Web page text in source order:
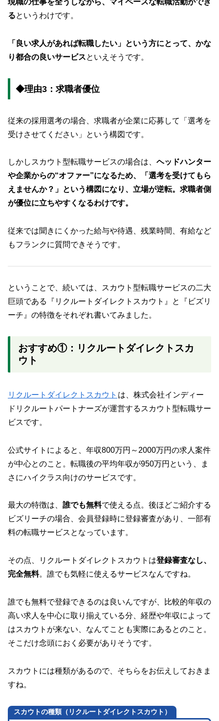
現職の仕事を全うしながら、マイペースな転職活動ができ
るというわけです。
「良い求人があれば転職したい」という方にとって、かな
り都合の良いサービスといえそうです。
◆理由3：求職者優位
従来の採用選考の場合、求職者が企業に応募して「選考を
受けさせてください」という構図です。
しかしスカウト型転職サービスの場合は、 ヘッドハンター
や企業からの“オファー”になるため、「選考を受けてもら
えませんか？」という構図になり、立場が逆転。求職者側
が優位に立ちやすくなるわけです。
従来では聞きにくかった給与や待遇、残業時間、有給など
もフランクに質問できそうです。
ということで、続いては、スカウト型転職サービスの二大
巨頭である『リクルートダイレクトスカウト』と『ビズリ
ーチ』の特徴をそれぞれ書いてみました。
おすすめ①：リクルートダイレクトスカ
ウト
リクルートダイレクトスカウト は、株式会社インディー
ドリクルートパートナーズが運営するスカウト型転職サー
ビスです。
公式サイト によると、年収800万円～2000万円の求人案件
が中心とのこと。転職後の平均年収が950万円という、ま
さにハイクラス向けのサービスです。
最大の特徴は、 誰でも無料で使える点。後ほどご紹介する
ビズリーチの場合、会員登録時に登録審査があり、一部有
料の転職サービスとなっています。
その点、リクルートダイレクトスカウトは登録審査なし、
完全無料。誰でも気軽に使えるサービスなんですね。
誰でも無料で登録できるのは良いんですが、比較的年収の
高い求人を中心に取り揃えている分、経歴や年収によって
はスカウトが来ない、なんてことも実際にあるとのこと。
そこだけ念頭におく必要がありそうです。
スカウトには種類があるので、そちらをお伝えしておきま
すね。
スカウトの種類（リクルートダイレクトスカウト）